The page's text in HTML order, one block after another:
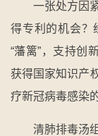
一张处方因
得专利的机会？
“藩篱”，支持创
获得国家知识产
疗新冠病毒感染
清肺排毒汤